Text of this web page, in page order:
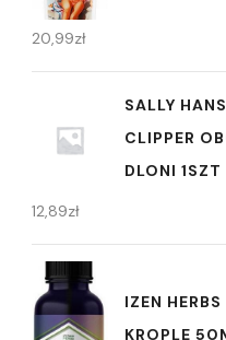
20,99zł
SALLY
CLIPPER
DLONI 1SZT
12,89zł
IZEN
KROPLE